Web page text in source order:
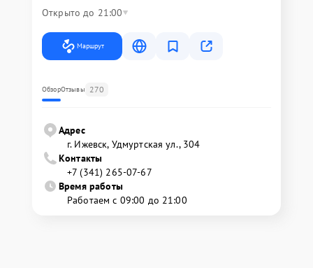
Открыто до 21:00
Маршрут
ОбзорОтзывы 270
Адрес
г. Ижевск, Удмуртская ул., 304
Контакты
+7 (341) 265-07-67
Время работы
Работаем с 09:00 до 21:00